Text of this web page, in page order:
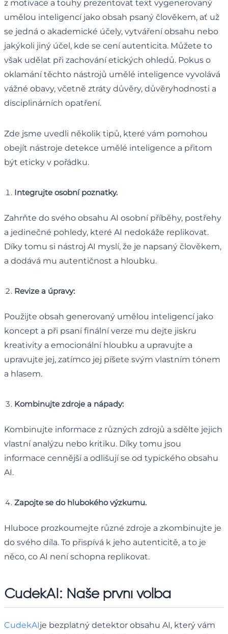
z motivace a touhy prezentovat text vygenerovaný
umělou inteligencí jako obsah psaný člověkem, ať už
se jedná o akademické účely, vytváření obsahu nebo
jakýkoli jiný účel, kde se cení autenticita. Můžete to
však udělat při zachování etických ohledů. Pokus o
oklamání těchto nástrojů umělé inteligence vyvolává
vážné obavy, včetně ztráty důvěry, důvěryhodnosti a
disciplinárních opatření.
Zde jsme uvedli několik tipů, které vám pomohou
obejít nástroje detekce umělé inteligence a přitom
být eticky v pořádku.
Integrujte osobní poznatky.
Zahrňte do svého obsahu AI osobní příběhy, postřehy
a jedinečné pohledy, které AI nedokáže replikovat.
Díky tomu si nástroj AI myslí, že je napsaný člověkem,
a dodává mu autentičnost a hloubku.
Revize a úpravy:
Použijte obsah generovaný umělou inteligencí jako
koncept a při psaní finální verze mu dejte jiskru
kreativity a emocionální hloubku a upravujte a
upravujte jej, zatímco jej píšete svým vlastním tónem
a hlasem.
Kombinujte zdroje a nápady:
Kombinujte informace z různých zdrojů a sdělte jejich
vlastní analýzu nebo kritiku. Díky tomu jsou
informace cennější a odlišují se od typického obsahu
AI.
Zapojte se do hlubokého výzkumu.
Hluboce prozkoumejte různé zdroje a zkombinujte je
do svého díla. To přispívá k jeho autenticitě, a to je
něco, co AI není schopna replikovat.
CudekAI: Naše první volba
CudekAIje bezplatný detektor obsahu AI, který vám